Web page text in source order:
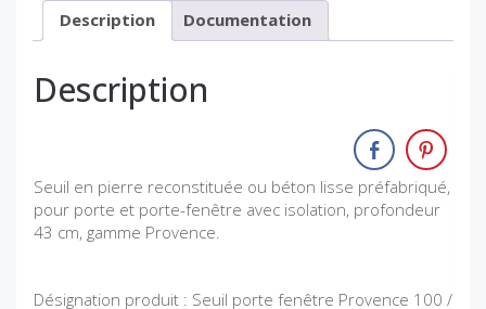
Description Documentation
Description
Seuil en pierre reconstituée ou béton lisse préfabriqué,
pour porte et porte-fenêtre avec isolation, profondeur
43 cm, gamme Provence.
Désignation produit : Seuil porte fenêtre Provence 100 /